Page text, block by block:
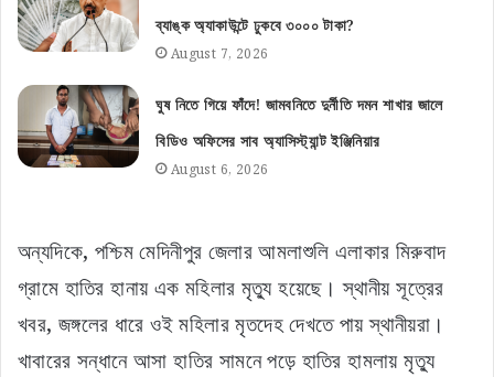
ব্যাঙ্ক অ্যাকাউন্টে ঢুকবে ৩০০০ টাকা?
August 7, 2026
ঘুষ নিতে গিয়ে ফাঁদে! জামবনিতে দুর্নীতি দমন শাখার জালে
বিডিও অফিসের সাব অ্যাসিস্ট্যান্ট ইঞ্জিনিয়ার
August 6, 2026
অন্যদিকে, পশ্চিম মেদিনীপুর জেলার আমলাশুলি এলাকার মিরুবাদ
গ্রামে হাতির হানায় এক মহিলার মৃত্যু হয়েছে। স্থানীয় সূত্রের
খবর, জঙ্গলের ধারে ওই মহিলার মৃতদেহ দেখতে পায় স্থানীয়রা।
খাবারের সন্ধানে আসা হাতির সামনে পড়ে হাতির হামলায় মৃত্যু